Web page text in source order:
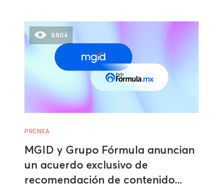
8804
PRENSA
MGID y Grupo Fórmula anuncian
un acuerdo exclusivo de
recomendación de contenido...